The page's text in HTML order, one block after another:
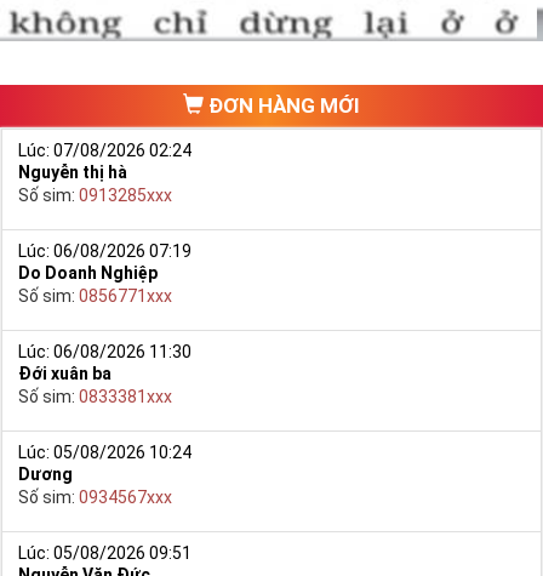
ĐƠN HÀNG MỚI
Lúc: 07/08/2026 02:24
Nguyễn thị hà
Số sim: 0913285xxx
Lúc: 06/08/2026 07:19
Do Doanh Nghiệp
Số sim: 0856771xxx
Lúc: 06/08/2026 11:30
Đới xuân ba
Số sim: 0833381xxx
Lúc: 05/08/2026 10:24
Dương
Số sim: 0934567xxx
Lúc: 05/08/2026 09:51